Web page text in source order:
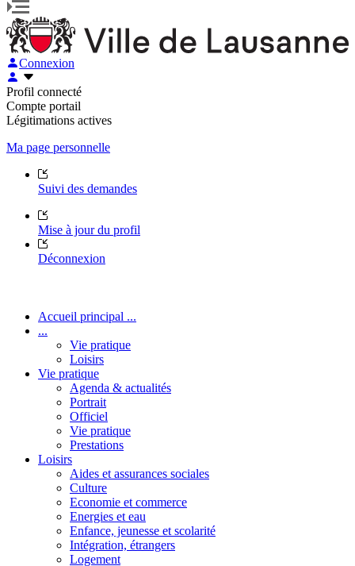
Connexion
Profil connecté
Compte portail
Légitimations actives
Ma page personnelle
Suivi des demandes
Mise à jour du profil
Déconnexion
Accueil principal ...
...
Vie pratique
Loisirs
Vie pratique
Agenda & actualités
Portrait
Officiel
Vie pratique
Prestations
Loisirs
Aides et assurances sociales
Culture
Economie et commerce
Energies et eau
Enfance, jeunesse et scolarité
Intégration, étrangers
Logement